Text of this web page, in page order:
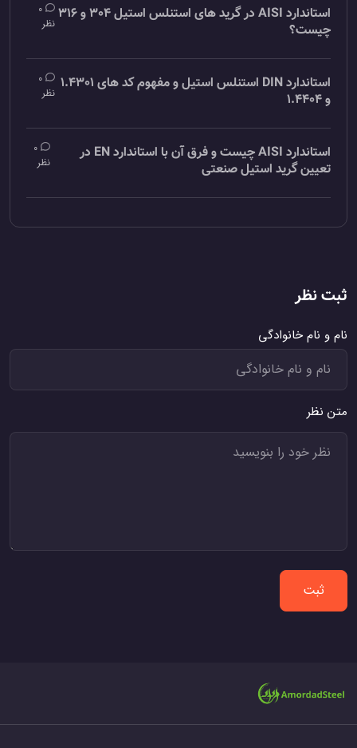
استاندارد AISI در گرید های استنلس استیل 304 و 316
چیست؟
0
نظر
استاندارد DIN استنلس استیل و مفهوم کد های 1.4301
و 1.4404
0
نظر
استاندارد AISI چیست و فرق آن با استاندارد EN در
تعیین گرید استیل صنعتی
0
نظر
ثبت نظر
نام و نام خانوادگی
متن نظر
ثبت